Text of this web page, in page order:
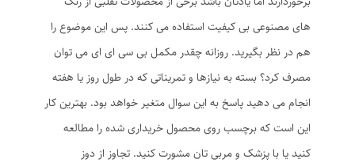
های مصنوعی بی کیفیت استفاده می کنند. پس این موضوع را
هم در نظر بگیرید. روزانه چقدر مکمل بی سی ای ای می توان
مصرف کرد؟ بسته به نیازها و تمریناتی که در طول روز یا هفته
انجام می دهید پاسخ به این سوال متغیر خواهد بود. بهترین کار
این است که برچسب روی محصول خریداری شده را مطالعه
کنید یا با پزشک و مربی تان مشورت کنید. تجاوز از دوز